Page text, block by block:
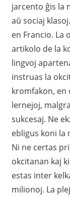
jarcento ĝis la
aŭ sociaj
en Francio. La
artikolo de la
lingvoj
instruas la
kromfakon, en
lernejoj,
sukcesaj. Ne
ebligus koni la
Ni ne certas
okcitanan kaj
estas inter
milionoj. La